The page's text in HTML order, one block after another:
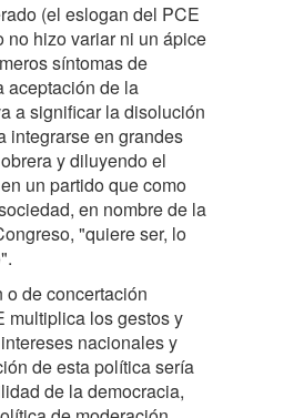
(el eslogan del PCE
no hizo variar ni un ápice
síntomas de
aceptación de la
a significar la disolución
integrarse en grandes
y diluyendo el
un partido que como
en nombre de la
"quiere ser, lo
de concertación
multiplica los gestos y
nacionales y
de esta política sería
de la democracia,